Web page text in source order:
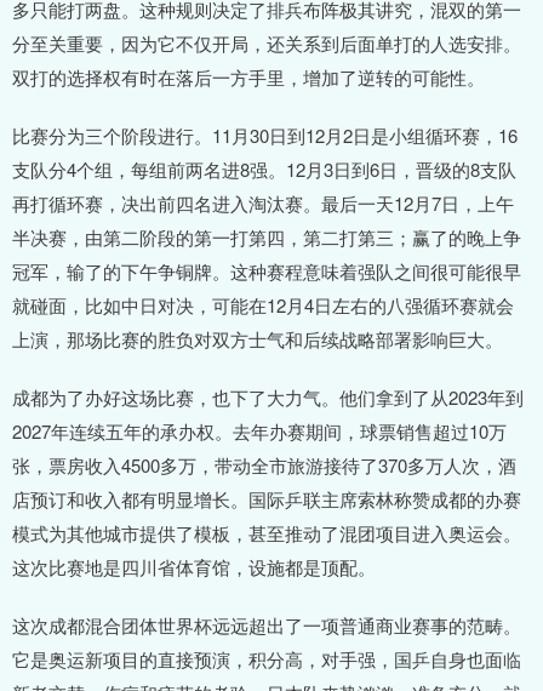
多只能打两盘。这种规则决定了排兵布阵极其讲究，混双的第一
分至关重要，因为它不仅开局，还关系到后面单打的人选安排。
双打的选择权有时在落后一方手里，增加了逆转的可能性。
比赛分为三个阶段进行。11月30日到12月2日是小组循环赛，16
支队分4个组，每组前两名进8强。12月3日到6日，晋级的8支队
再打循环赛，决出前四名进入淘汰赛。最后一天12月7日，上午
半决赛，由第二阶段的第一打第四，第二打第三；赢了的晚上争
冠军，输了的下午争铜牌。这种赛程意味着强队之间很可能很早
就碰面，比如中日对决，可能在12月4日左右的八强循环赛就会
上演，那场比赛的胜负对双方士气和后续战略部署影响巨大。
成都为了办好这场比赛，也下了大力气。他们拿到了从2023年到
2027年连续五年的承办权。去年办赛期间，球票销售超过10万
张，票房收入4500多万，带动全市旅游接待了370多万人次，酒
店预订和收入都有明显增长。国际乒联主席索林称赞成都的办赛
模式为其他城市提供了模板，甚至推动了混团项目进入奥运会。
这次比赛地是四川省体育馆，设施都是顶配。
这次成都混合团体世界杯远远超出了一项普通商业赛事的范畴。
它是奥运新项目的直接预演，积分高，对手强，国乒自身也面临